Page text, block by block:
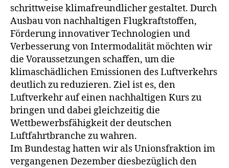
schrittweise klimafreundlicher gestaltet. Durch
Ausbau von nachhaltigen Flugkraftstoffen,
Förderung innovativer Technologien und
Verbesserung von Intermodalität möchten wir
die Voraussetzungen schaffen, um die
klimaschädlichen Emissionen des Luftverkehrs
deutlich zu reduzieren. Ziel ist es, den
Luftverkehr auf einen nachhaltigen Kurs zu
bringen und dabei gleichzeitig die
Wettbewerbsfähigkeit der deutschen
Luftfahrtbranche zu wahren.
Im Bundestag hatten wir als Unionsfraktion im
vergangenen Dezember diesbezüglich den